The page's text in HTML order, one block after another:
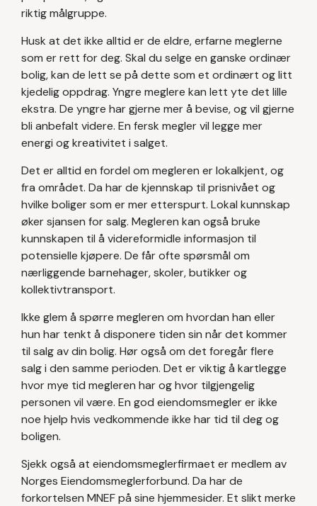
riktig målgruppe.
Husk at det ikke alltid er de eldre, erfarne meglerne
som er rett for deg. Skal du selge en ganske ordinær
bolig, kan de lett se på dette som et ordinært og litt
kjedelig oppdrag. Yngre meglere kan lett yte det lille
ekstra. De yngre har gjerne mer å bevise, og vil gjerne
bli anbefalt videre. En fersk megler vil legge mer
energi og kreativitet i salget.
Det er alltid en fordel om megleren er lokalkjent, og
fra området. Da har de kjennskap til prisnivået og
hvilke boliger som er mer etterspurt. Lokal kunnskap
øker sjansen for salg. Megleren kan også bruke
kunnskapen til å videreformidle informasjon til
potensielle kjøpere. De får ofte spørsmål om
nærliggende barnehager, skoler, butikker og
kollektivtransport.
Ikke glem å spørre megleren om hvordan han eller
hun har tenkt å disponere tiden sin når det kommer
til salg av din bolig. Hør også om det foregår flere
salg i den samme perioden. Det er viktig å kartlegge
hvor mye tid megleren har og hvor tilgjengelig
personen vil være. En god eiendomsmegler er ikke
noe hjelp hvis vedkommende ikke har tid til deg og
boligen.
Sjekk også at eiendomsmeglerfirmaet er medlem av
Norges Eiendomsmeglerforbund. Da har de
forkortelsen MNEF på sine hjemmesider. Et slikt merke